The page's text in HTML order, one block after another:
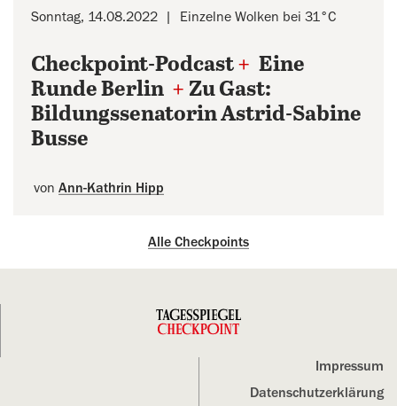
Sonntag, 14.08.2022 Einzelne Wolken bei 31°C
Checkpoint-Podcast+ Eine
Runde Berlin + Zu Gast:
Bildungssenatorin Astrid-Sabine
Busse
von Ann-Kathrin Hipp
Alle Checkpoints
Impressum
Datenschutz­erklärung